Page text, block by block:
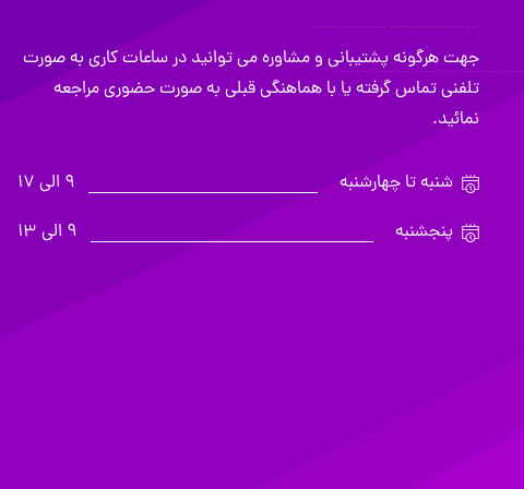
جهت هرگونه پشتیبانی و مشاوره می توانید در ساعات کاری به صورت
تلفنی تماس گرفته یا با هماهنگی قبلی به صورت حضوری مراجعه
نمائید.
شنبه تا چهارشنبه
9 الی 17
پنجشنبه
9 الی 13